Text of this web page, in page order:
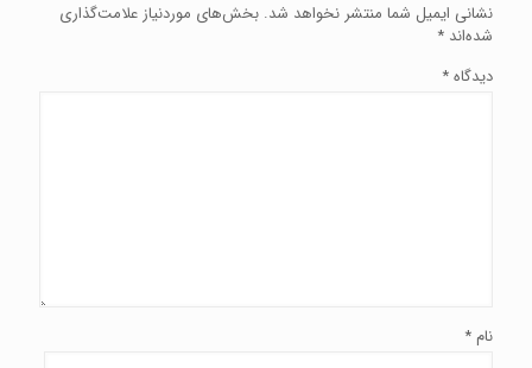
نشانی ایمیل شما منتشر نخواهد شد. بخش‌های موردنیاز علامت‌گذاری
شده‌اند *
دیدگاه*
نام *